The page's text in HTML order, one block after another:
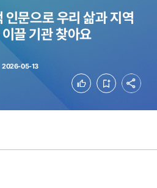
문으로 우리 삶과 지역
끌 기관 찾아요
2026-05-13
좋아요 북마크